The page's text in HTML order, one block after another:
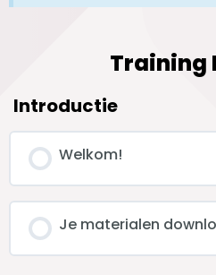
Training
Introductie
Welkom!
Je materialen